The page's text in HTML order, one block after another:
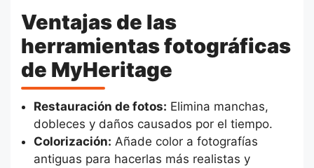
Ventajas de las
herramientas fotográficas
de MyHeritage
Restauración de fotos: Elimina manchas,
dobleces y daños causados por el tiempo.
Colorización: Añade color a fotografías
antiguas para hacerlas más realistas y